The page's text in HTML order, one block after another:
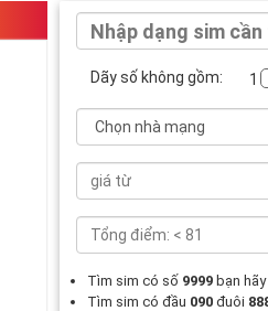
Dãy số không gồm: 1
Tìm sim có số 9999 bạn
Tìm sim có đầu 090đuôi